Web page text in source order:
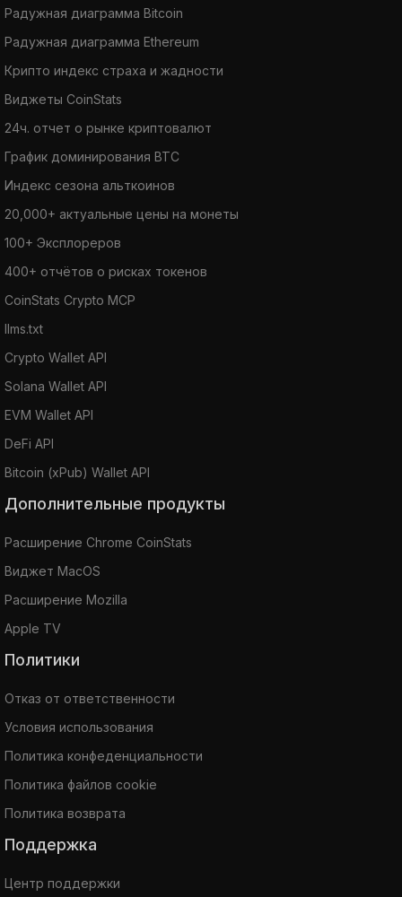
Радужная диаграмма Bitcoin
Радужная диаграмма Ethereum
Крипто индекс страха и жадности
Виджеты CoinStats
24ч. отчет о рынке криптовалют
График доминирования BTC
Индекс сезона альткоинов
20,000+ актуальные цены на монеты
100+ Эксплореров
400+ отчётов о рисках токенов
CoinStats Crypto MCP
llms.txt
Crypto Wallet API
Solana Wallet API
EVM Wallet API
DeFi API
Bitcoin (xPub) Wallet API
Дополнительные продукты
Расширение Chrome CoinStats
Виджет MacOS
Расширение Mozilla
Apple TV
Политики
Отказ от ответственности
Условия использования
Политика конфеденциальности
Политика файлов cookie
Политика возврата
Поддержка
Центр поддержки